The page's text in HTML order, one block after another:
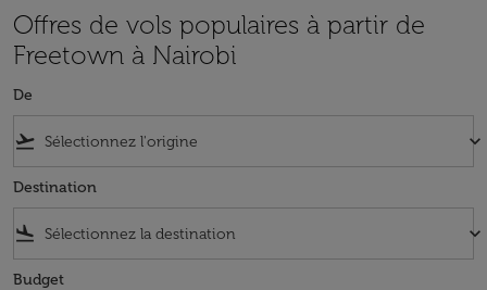
Offres de vols populaires à partir de
Freetown à Nairobi
De
flight_takeoff keyboard_arrow_down
Destination
flight_land keyboard_arrow_down
Budget